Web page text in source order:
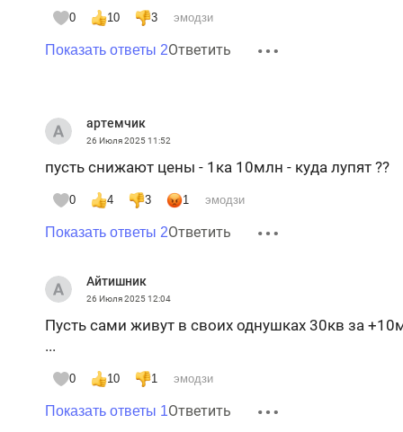
0 10 3 эмодзи
Показать ответы 2Ответить
артемчик
26 Июля 202511:52
пусть снижают цены - 1ка 10млн - куда лупят ??
0 4 3 1 эмодзи
Показать ответы 2Ответить
Айтишник
26 Июля 202512:04
Пусть сами живут в своих однушках 30кв за
...
0 10 1 эмодзи
Показать ответы 1Ответить